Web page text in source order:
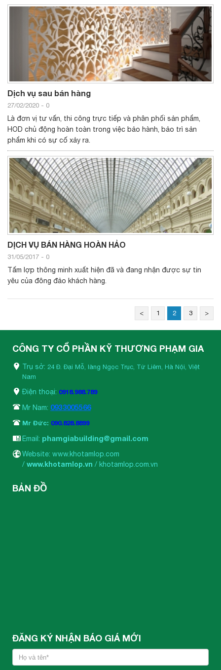
Dịch vụ sau bán hàng
27/02/2020 - 0
Là đơn vị tư vấn, thi công trực tiếp và phân phối sản phẩm,
HOD chủ động hoàn toàn trong việc bảo hành, bảo trì sản
phẩm khi có sự cố xảy ra.
DỊCH VỤ BÁN HÀNG HOÀN HẢO
31/05/2017 - 0
Tấm lợp thông minh xuất hiện đã và đang nhận được sự tin
yêu của đông đảo khách hàng.
< 1 2 3 >
CÔNG TY CỔ PHẦN KỸ THƯƠNG PHẠM GIA
Trụ sở: 24 Đ. Đại Mỗ, làng Ngọc Trục, Từ Liêm, Hà Nội, Việt
Nam
Điện thoại: 0918.988.789
Mr Nam: 0933005566
Mr Đức: 090.828.8899
Email: phamgiabuilding@gmail.com
Website: www.khotamlop.com
/ www.khotamlop.vn / khotamlop.com.vn
BẢN ĐỒ
ĐĂNG KÝ NHẬN BÁO GIÁ MỚI